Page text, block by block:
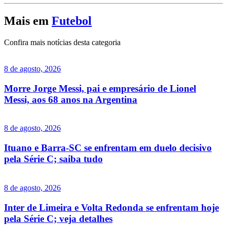
Mais em Futebol
Confira mais notícias desta categoria
8 de agosto, 2026
Morre Jorge Messi, pai e empresário de Lionel
Messi, aos 68 anos na Argentina
8 de agosto, 2026
Ituano e Barra-SC se enfrentam em duelo decisivo
pela Série C; saiba tudo
8 de agosto, 2026
Inter de Limeira e Volta Redonda se enfrentam hoje
pela Série C; veja detalhes